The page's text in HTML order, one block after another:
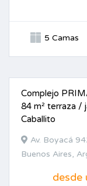
5 Camas
Complejo
84 m² terraza /
Caballito
Av. Boyacá
Buenos Aires,
desde